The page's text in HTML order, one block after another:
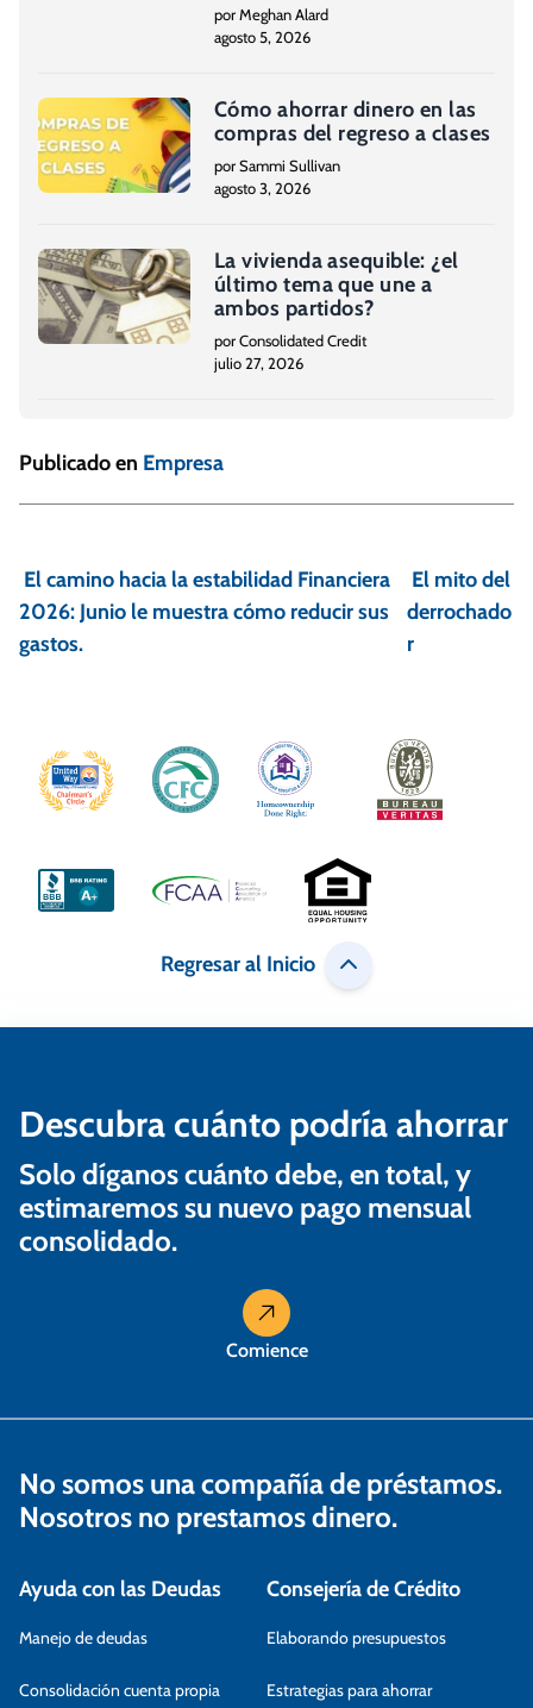
por Meghan Alard
agosto 5, 2026
Cómo ahorrar dinero en las
compras del regreso a clases
por Sammi Sullivan
agosto 3, 2026
La vivienda asequible: ¿el
último tema que une a
ambos partidos?
por Consolidated Credit
julio 27, 2026
Publicado en Empresa
a
v
e
e
t
r
a
d
El camino hacia la estabilidad Financiera
2026: Junio le muestra cómo reducir sus
gastos.
El mito del
derrochado
r
Regresar al Inicio
Descubra cuánto podría ahorrar
Solo díganos cuánto debe, en total, y
estimaremos su nuevo pago mensual
consolidado.
Comience
No somos una compañía de préstamos.
Nosotros no prestamos dinero.
Ayuda con las Deudas
Manejo de deudas
Consolidación cuenta propia
Consejería de Crédito
Elaborando presupuestos
Estrategias para ahorrar